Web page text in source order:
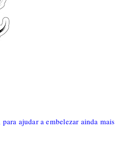
ajudar a embelezar ainda mais